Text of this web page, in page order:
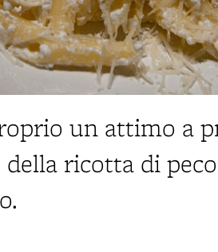
un attimo a
ricotta di